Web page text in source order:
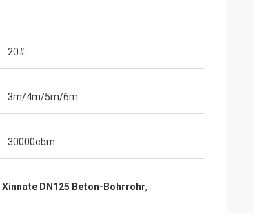
20#
3m/4m/5m/6m…
30000cbm
Xinnate DN125 Beton-Bohrrohr,